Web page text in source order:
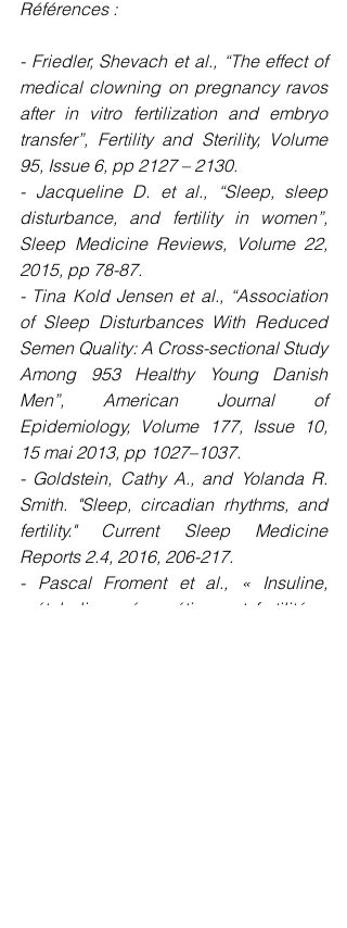
Références :
- Friedler, Shevach et al., “The effect of
medical clowning on pregnancy ravos
after in vitro fertilization and embryo
transfer”, Fertility and Sterility, Volume
95, Issue 6, pp 2127 – 2130.
- Jacqueline D. et al., “Sleep, sleep
disturbance, and fertility in women”,
Sleep Medicine Reviews, Volume 22,
2015, pp 78-87.
- Tina Kold Jensen et al., “Association
of Sleep Disturbances With Reduced
Semen Quality: A Cross-sectional Study
Among 953 Healthy Young Danish
Men”, American Journal of
Epidemiology, Volume 177, Issue 10,
15 mai 2013, pp 1027–1037.
- Goldstein, Cathy A., and Yolanda R.
Smith. "Sleep, circadian rhythms, and
fertility." Current Sleep Medicine
Reports 2.4, 2016, 206-217.
- Pascal Froment et al., « Insuline,
métabolisme énergétique et fertilité »,